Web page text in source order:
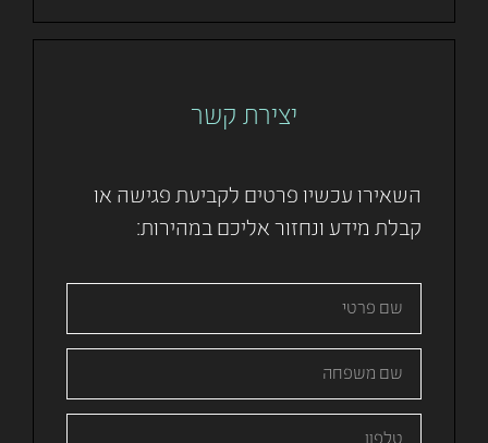
יצירת קשר
השאירו עכשיו פרטים לקביעת פגישה או
קבלת מידע ונחזור אליכם במהירות: